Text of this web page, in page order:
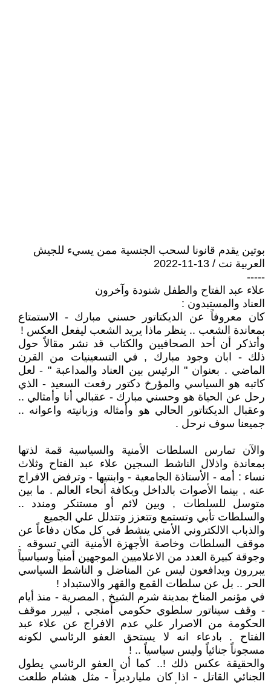
بوتين يقدم قانونا لسحب الجنسية ممن يسيء للجيش
العربية نت / 13-11-2022
-----
علاء عبد الفتاح والطفل شنودة وآخرون
العناد والمستبدون :
كان معروفاً عن الديكتاتور حسني مبارك - الاستمتاع
بمعاندة الشعب .. ينظر ماذا يريد الشعب ليفعل العكس !
وأتذكر أن أحد الصحافيين والكتاب قد نشر مقالاً حول
ذلك - ابان وجود مبارك , في التسعينيات من القرن
الماضي . بعنوان " الرئيس بين العناد والمداعبة " - لعل
كاتبه هو السياسي والمؤرخ دكتور رفعت السعيد - الذي
رحل عن الحياة هو وحسني مبارك - عقبالي أنا وأمثالي ..
وعقبال الديكتاتور الحالي هو وأمثاله وزبانيته واعوانه ..
جميعنا سوف نرحل .
والآن تمارس السلطات الأمنية والسياسية قمة لذتها
بمعاندة واذلال الناشط السجين علاء عبد الفتاح وثلاث
نساء : أمه - الأستاذة الجامعية - وابنتيها - وترفض الافراج
عنه , بينما الأصوات بالداخل وبكافة أنحاء العالم . ما بين
متوسل للسلطات , وبين لائم أو مستنكر ومندد ..
والسلطات تأبي وتستمع وتتعزز وتتدلل علي الجميع
والذباب الالكتروني الأمني ينشط في كل مكان دفاعاً عن
موقف السلطات وخاصة الأجهزة الأمنية التي تسوقه .
وجوقة كبيرة العدد من الاعلاميين الموجهين أمنياً وسياسياً
يبررون ويدافعون ليس عن المناضل و الناشط السياسي
الحر .. بل عن سلطات القمع والقهر والاستبداد !
في مؤنمر المناخ بمدينة شرم الشيخ , المصرية - منذ أيام
- وقف سيناتور سلطوي حكومي أمنجي , ليبرر موقف
الحكومة من الاصرار علي عدم الافراج عن علاء عبد
الفتاح . بادعاء انه لا يستحق العفو الرئاسي لكونه
مسجوناً جنائياً وليس سياسياً .. !
والحقيقة عكس ذلك !.. كما أن العفو الرئاسي يطول
الجنائي القاتل - اذا كان مليارديراً - مثل هشام طلعت